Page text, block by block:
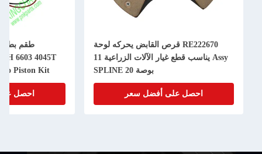
RE222670 قرص القابض يحركه لوحة
Assy يناسب قطع غيار الآلات الزراعية 11
بوصة 20 SPLINE
احصل على أفضل سعر
6603 4045T
Piston Kit
احصل